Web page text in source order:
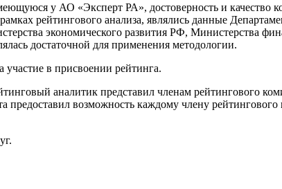
у АО «Эксперт РА», достоверность и качество
рейтингового анализа, являлись данные
экономического развития РФ, Министерства
достаточной для применения методологии.
в присвоении рейтинга.
аналитик представил членам рейтингового
возможность каждому члену рейтингового